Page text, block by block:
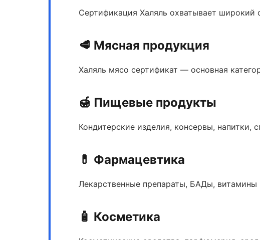
Сертификация Халяль охватывает широкий
🥩 Мясная продукция
Халяль мясо сертификат — основная
🍯 Пищевые продукты
Кондитерские изделия, консервы, напитки,
💊 Фармацевтика
Лекарственные препараты, БАДы, витамины
🧴 Косметика